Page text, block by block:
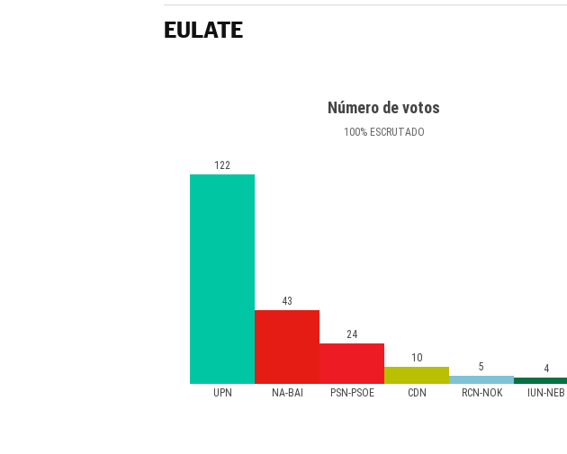
EULATE
Número de votos
100%ESCRUTADO
UPN NA-BAI PSN-PSOE CDN RCN-NOK IUN-NEB
122
43
24
10
5 4